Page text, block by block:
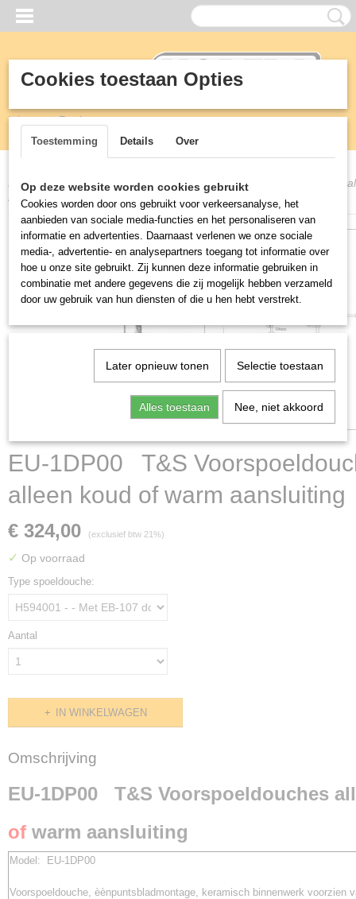
Inloggen Registreren
Home >Kranen>T&S TenS> EU-1DP00 T&S Voorspoeldouches
aansluiting
EU-1DP00 T&S
alleen koud of warm aansluiting
€ 324,00 (exclusief btw 21%)
✓ Op voorraad
Type spoeldouche:
Aantal
IN WINKELWAGEN
Omschrijving
EU-1DP00 T&S Voorspoeldouches
of warm aansluiting
Model: EU-1DP00
Voorspoeldouche, èènpuntsbladmontage, keramisch binnenwerk voorzien
Cookies toestaan Opties
Toestemming Details Over
Op deze website worden cookies gebruikt
Cookies worden door ons gebruikt voor verkeersanalyse, het
aanbieden van sociale media-functies en het personaliseren van
informatie en advertenties. Daarnaast verlenen we onze sociale
media-, advertentie- en analysepartners toegang tot informatie over
hoe u onze site gebruikt. Zij kunnen deze informatie gebruiken in
combinatie met andere gegevens die zij mogelijk hebben verzameld
door uw gebruik van hun diensten of die u hen hebt verstrekt.
Later opnieuw tonen Selectie toestaan
Alles toestaan Nee, niet akkoord